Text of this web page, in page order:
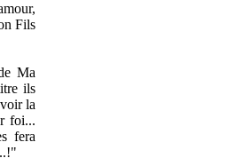
Fils
Ma
ils
la
foi...
fera